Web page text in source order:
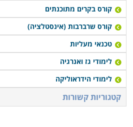
קורס בקרים מתוכנתים
קורס שרברבות (אינסטלציה)
טכנאי מעליות
לימודי גז ואנרגיה
לימודי הידראוליקה
קטגוריות קשורות